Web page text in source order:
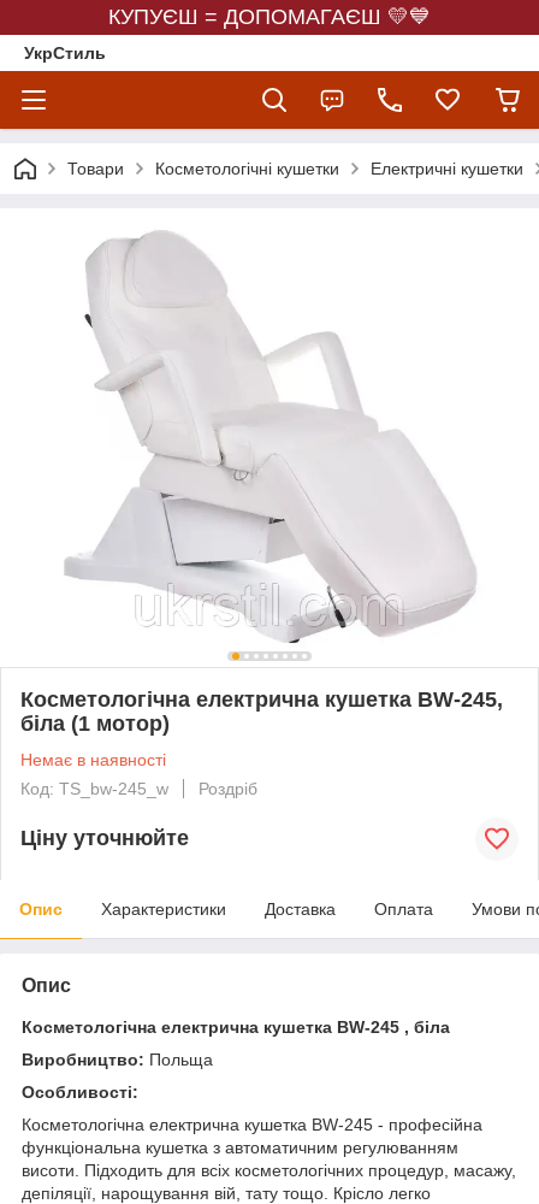
КУПУЄШ = ДОПОМАГАЄШ 💛💙
УкрСтиль
Товари Косметологічні кушетки Електричні кушетки
Косметологічна електрична кушетка BW-245,
біла (1 мотор)
Немає в наявності
Код: TS_bw-245_w
Роздріб
Ціну уточнюйте
Опис Характеристики Доставка Оплата Умови
Опис
Косметологічна електрична кушетка BW-245 , біла
Виробництво: Польща
Особливості:
Косметологічна електрична кушетка BW-245 - професійна
функціональна кушетка з автоматичним регулюванням
висоти. Підходить для всіх косметологічних процедур, масажу,
депіляції, нарощування вій, тату тощо. Крісло легко